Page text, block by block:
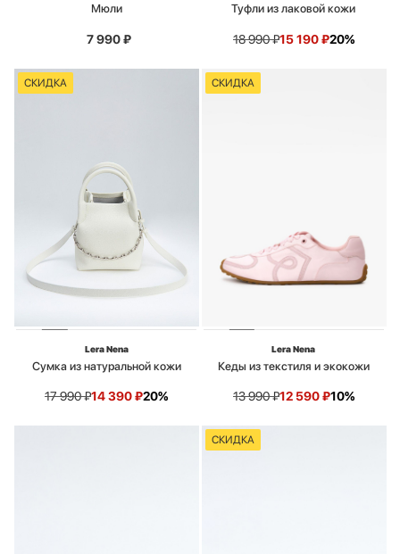
Мюли
7 990₽
Туфли из лаковой кожи
18 990₽15 190₽20%
СКИДКА
Lera Nena
Сумка из натуральной кожи
17 990₽14 390₽20%
СКИДКА
Lera Nena
Кеды из текстиля и экокожи
13 990₽12 590₽10%
СКИДКА